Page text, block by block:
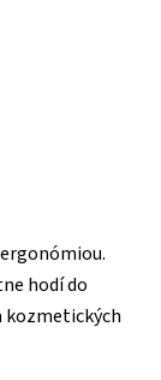
hodí do
kozmetických